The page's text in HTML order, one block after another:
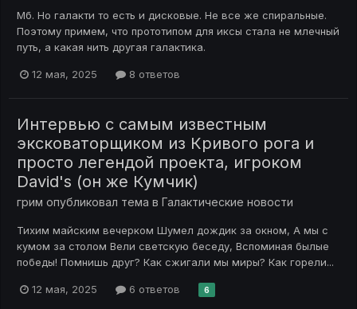
Мб. Но галакти то есть и дисковые. Не все же спиральные.
Поэтому примем, что прототипом для иксы стала не млечный
путь, а какая нить другая галактика.
12 мая, 2025 8 ответов
Интервью с самым известным
эксковаторщиком из Кривого рога и
просто легендой проекта, игроком
David's (он же Кумчик)
грим опубликовал тема в Галактические новости
Тихим майским вечерком Шумел дождик за окном, А мы с
кумом за столом Вели светскую беседу, Вспоминая былые
победы! Помнишь друг? Как сжигали мы миры? Как горели...
12 мая, 2025 6 ответов 6